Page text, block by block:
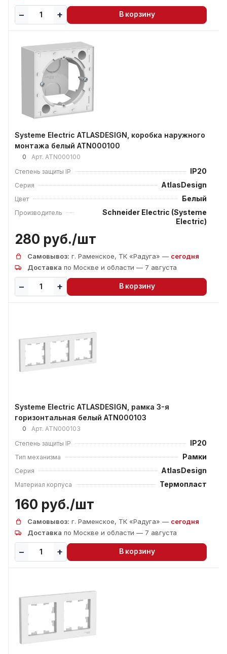
В корзину
Systeme Electric ATLASDESIGN, коробка наружного
монтажа белый ATN000100
0 Арт. ATN000100
Степень защиты IP
IP20
Серия AtlasDesign
Цвет Белый
Производитель
Schneider Electric (Systeme
Electric)
280 руб./шт
Самовывоз: г. Раменское, ТК «Радуга» — сегодня
Доставка по Москве и области — 7 августа
В корзину
Systeme Electric ATLASDESIGN, рамка 3-я
горизонтальная белый ATN000103
0 Арт. ATN000103
Степень защиты IP
IP20
Тип механизма Рамки
Серия AtlasDesign
Материал корпуса Термопласт
160 руб./шт
Самовывоз: г. Раменское, ТК «Радуга» — сегодня
Доставка по Москве и области — 7 августа
В корзину